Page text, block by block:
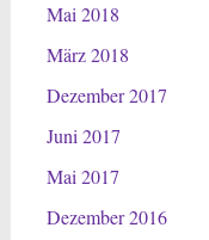
Mai 2018
März 2018
Dezember 2017
Juni 2017
Mai 2017
Dezember 2016